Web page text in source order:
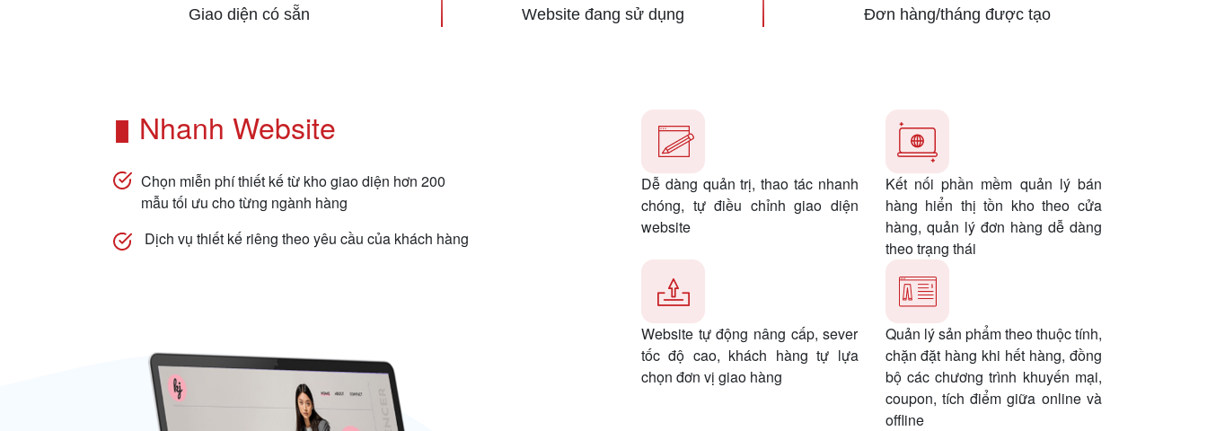
Giao diện có sẵn Website đang sử dụng Đơn hàng/tháng được tạo
Nhanh Website
Chọn miễn phí thiết kế từ kho giao diện hơn 200
mẫu tối ưu cho từng ngành hàng
Dịch vụ thiết kế riêng theo yêu cầu của khách hàng
Dễ dàng quản trị, thao tác nhanh
chóng, tự điều chỉnh giao diện
website
Kết nối phần mềm quản lý bán
hàng hiển thị tồn kho theo cửa
hàng, quản lý đơn hàng dễ dàng
theo trạng thái
Website tự động nâng cấp, sever
tốc độ cao, khách hàng tự lựa
chọn đơn vị giao hàng
Quản lý sản phẩm theo thuộc tính,
chặn đặt hàng khi hết hàng, đồng
bộ các chương trình khuyến mại,
coupon, tích điểm giữa online và
offline